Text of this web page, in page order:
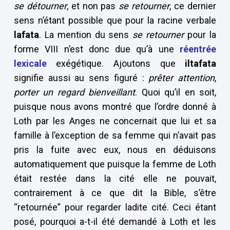
se détourner, et non pas se retourner, ce dernier
sens n’étant possible que pour la racine verbale
lafata. La mention du sens se retournerpour la
forme VIII n’est donc due qu’à une réentrée
lexicale
exégétique. Ajoutons que iltafata
signifie aussi au sens figuré : prêter attention,
porter un regard bienveillant. Quoi qu’il en soit,
puisque nous avons montré que l’ordre donné à
Loth par les Anges ne concernait que lui et sa
famille à l’exception de sa femme qui n’avait pas
pris la fuite avec eux, nous en déduisons
automatiquement que puisque la femme de Loth
était restée dans la cité elle ne pouvait,
contrairement à ce que dit la Bible, s’être
“retournée” pour regarder ladite cité. Ceci étant
posé, pourquoi a-t-il été demandé à Loth et les